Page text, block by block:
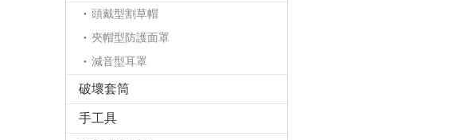
頭戴型割草帽
夾帽型防護面罩
減音型耳罩
破壞套筒
手工具